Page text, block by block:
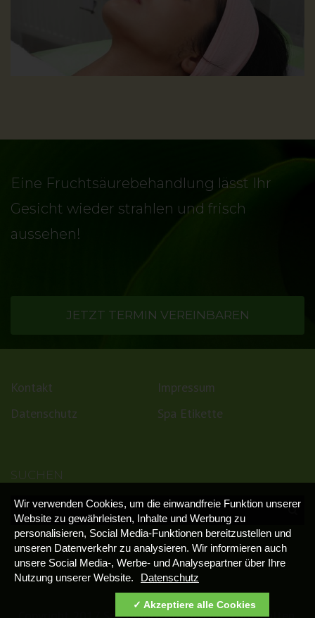
Eine Fruchtsäurebehandlung lässt Ihr
Gesicht wieder strahlen und frisch
aussehen!
JETZT TERMIN VEREINBAREN
Kontakt
Impressum
Datenschutz
Spa Etikette
SUCHEN
Wir verwenden Cookies, um die einwandfreie Funktion unserer
Website zu gewährleisten, Inhalte und Werbung zu
personalisieren, Social Media-Funktionen bereitzustellen und
unseren Datenverkehr zu analysieren. Wir informieren auch
unsere Social Media-, Werbe- und Analysepartner über Ihre
Nutzung unserer Website.
Datenschutz
Akzeptiere alle Cookies